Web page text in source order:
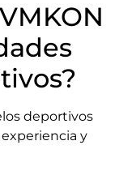
deportivos
y